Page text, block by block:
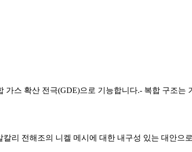
스 확산 전극(GDE)으로 기능합니다.- 복합 구조는
리 전해조의 니켈 메시에 대한 내구성 있는 대안으